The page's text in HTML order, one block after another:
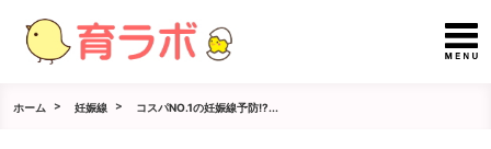
ホーム 妊娠線 コスパNO.1の妊娠線予防!?...